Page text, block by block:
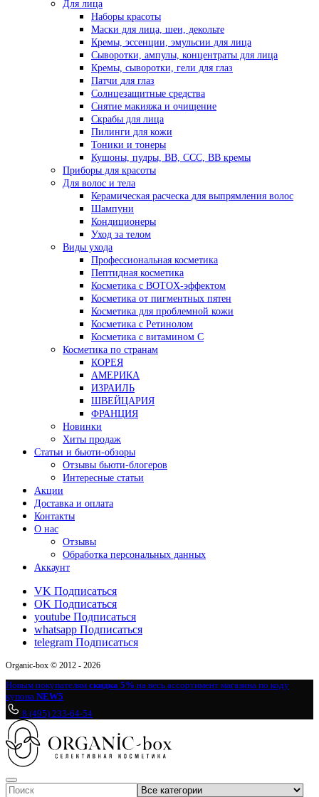
Для лица
Наборы красоты
Маски для лица, шеи, декольте
Кремы, эссенции, эмульсии для лица
Сыворотки, ампулы, концентраты для лица
Кремы, сыворотки, гели для глаз
Патчи для глаз
Солнцезащитные средства
Снятие макияжа и очищение
Скрабы для лица
Пилинги для кожи
Тоники и тонеры
Кушоны, пудры, ВВ, ССС, ВВ кремы
Приборы для красоты
Для волос и тела
Керамическая расческа для выпрямления волос
Шампуни
Кондиционеры
Уход за телом
Виды ухода
Профессиональная косметика
Пептидная косметика
Косметика с BOTOX-эффектом
Косметика от пигментных пятен
Косметика для проблемной кожи
Косметика с Ретинолом
Косметика с витамином С
Косметика по странам
КОРЕЯ
АМЕРИКА
ИЗРАИЛЬ
ШВЕЙЦАРИЯ
ФРАНЦИЯ
Новинки
Хиты продаж
Статьи и бьюти-обзоры
Отзывы бьюти-блогеров
Интересные статьи
Акции
Доставка и оплата
Контакты
О нас
Отзывы
Обработка персональных данных
Аккаунт
VK Подписаться
OK Подписаться
youtube Подписаться
whatsapp Подписаться
telegram Подписаться
Organic-box © 2012 - 2026
Новым покупателям скидка 5% на весь ассортимент магазина по коду
купона NEW5
8 (495) 233-64-54